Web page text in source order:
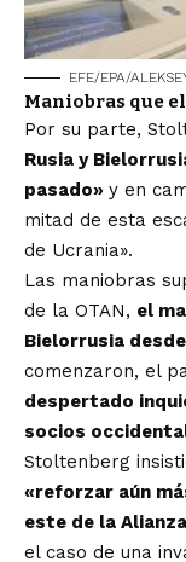
EFE/EPA/
Maniobras que
Por su parte,
Rusia y
pasado» y en
mitad de esta
de Ucrania».
Las maniobras
de la OTAN, el
Bielorrusia
comenzaron, el
despertado
socios
Stoltenberg
«reforzar aún
este de la Alianza
el caso de una